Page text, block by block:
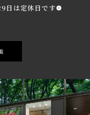
日は定休日です❁